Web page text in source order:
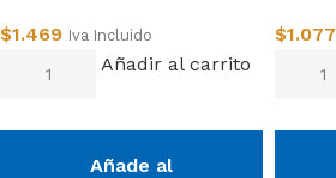
$1.469 Iva Incluido
Añadir al carrito
Añade al
$1.077